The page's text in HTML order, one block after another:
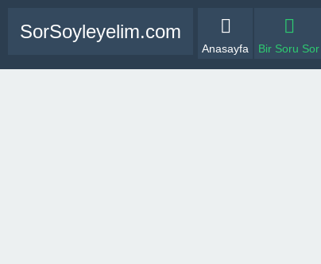
SorSoyleyelim.com
Anasayfa Bir Soru Sor